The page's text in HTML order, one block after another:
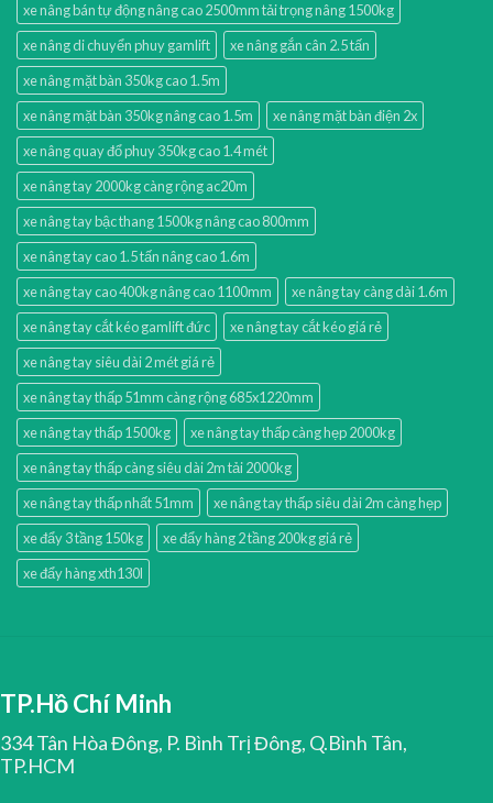
xe nâng bán tự động nâng cao 2500mm tải trọng nâng 1500kg
xe nâng di chuyển phuy gamlift
xe nâng gắn cân 2.5 tấn
xe nâng mặt bàn 350kg cao 1.5m
xe nâng mặt bàn 350kg nâng cao 1.5m
xe nâng mặt bàn điện 2x
xe nâng quay đổ phuy 350kg cao 1.4 mét
xe nâng tay 2000kg càng rộng ac20m
xe nâng tay bậc thang 1500kg nâng cao 800mm
xe nâng tay cao 1.5 tấn nâng cao 1.6m
xe nâng tay cao 400kg nâng cao 1100mm
xe nâng tay càng dài 1.6m
xe nâng tay cắt kéo gamlift đức
xe nâng tay cắt kéo giá rẻ
xe nâng tay siêu dài 2 mét giá rẻ
xe nâng tay thấp 51mm càng rộng 685x1220mm
xe nâng tay thấp 1500kg
xe nâng tay thấp càng hẹp 2000kg
xe nâng tay thấp càng siêu dài 2m tải 2000kg
xe nâng tay thấp nhất 51mm
xe nâng tay thấp siêu dài 2m càng hẹp
xe đẩy 3 tầng 150kg
xe đẩy hàng 2 tầng 200kg giá rẻ
xe đẩy hàng xth130l
TP.Hồ Chí Minh
334 Tân Hòa Đông, P. Bình Trị Đông, Q.Bình Tân,
TP.HCM